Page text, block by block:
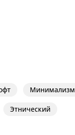
Минимализм
Этнический